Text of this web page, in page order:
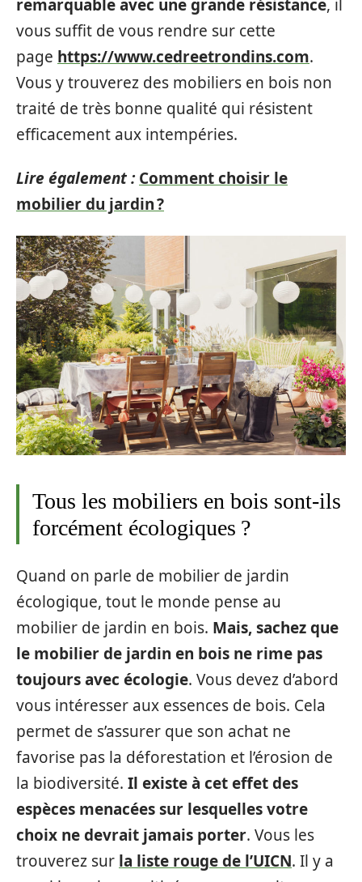
remarquable avec une grande résistance, il
vous suffit de vous rendre sur cette
page https://www.cedreetrondins.com.
Vous y trouverez des mobiliers en bois non
traité de très bonne qualité qui résistent
efficacement aux intempéries.
Lire également : Comment choisir le
mobilier du jardin ?
Tous les mobiliers en bois sont-ils
forcément écologiques ?
Quand on parle de mobilier de jardin
écologique, tout le monde pense au
mobilier de jardin en bois. Mais, sachez que
le mobilier de jardin en bois ne rime pas
toujours avec écologie. Vous devez d’abord
vous intéresser aux essences de bois. Cela
permet de s’assurer que son achat ne
favorise pas la déforestation et l’érosion de
la biodiversité. Il existe à cet effet des
espèces menacées sur lesquelles votre
choix ne devrait jamais porter. Vous les
trouverez sur la liste rouge de l’UICN. Il y a